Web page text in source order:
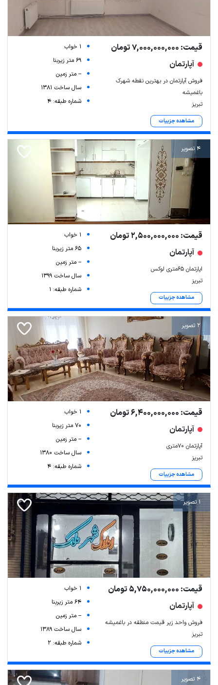
قیمت: 7,000,000,000 تومان
آپارتمان
فروش آپارتمان در بهترین نقطه شهرک
باغمیشه
تبریز
مشاهده جزییات
1 خواب
69 متر زیربنا
-- متر زمین
سال ساخت 1381
شماره طبقه: 4
4 تصویر
قیمت: 2,500,000,000 تومان
آپارتمان
اپارتمان ۶۵متری لوکس
تبریز
مشاهده جزییات
1 خواب
65 متر زیربنا
-- متر زمین
سال ساخت 1399
شماره طبقه: 1
2 تصویر
قیمت: 6,400,000,000 تومان
آپارتمان
آپارتمان ۷۰متری
تبریز
مشاهده جزییات
1 خواب
70 متر زیربنا
-- متر زمین
سال ساخت 1380
شماره طبقه: 4
1 تصویر
قیمت: 5,750,000,000 تومان
آپارتمان
فروش واحد زیر قیمت منطقه در باغمیشه
تبریز
مشاهده جزییات
1 خواب
64 متر زیربنا
-- متر زمین
سال ساخت 1389
شماره طبقه: 2
4 تصویر